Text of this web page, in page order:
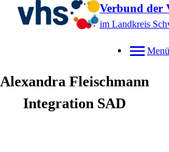
Verbund der
im Landkreis
Menü
Alexandra Fleischmann
Integration SAD